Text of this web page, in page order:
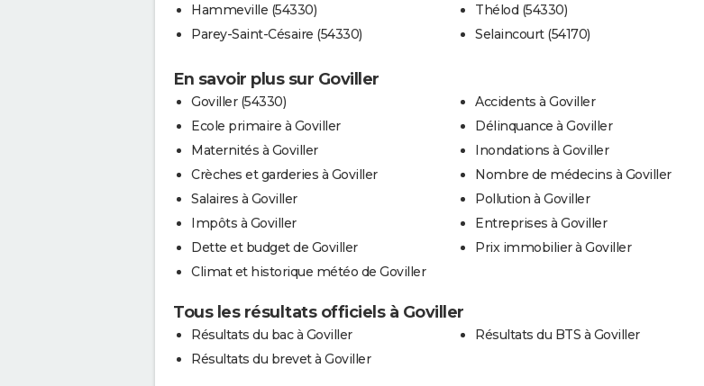
Hammeville (54330)
Parey-Saint-Césaire (54330)
Thélod (54330)
Selaincourt (54170)
En savoir plus sur Goviller
Goviller (54330)
Ecole primaire à Goviller
Maternités à Goviller
Crèches et garderies à Goviller
Salaires à Goviller
Impôts à Goviller
Dette et budget de Goviller
Climat et historique météo de Goviller
Accidents à Goviller
Délinquance à Goviller
Inondations à Goviller
Nombre de médecins à Goviller
Pollution à Goviller
Entreprises à Goviller
Prix immobilier à Goviller
Tous les résultats officiels à Goviller
Résultats du bac à Goviller
Résultats du brevet à Goviller
Résultats du BTS à Goviller